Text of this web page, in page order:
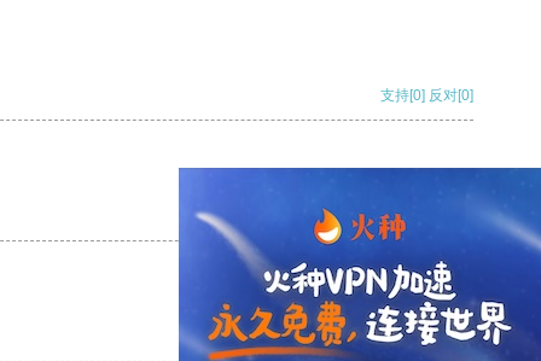
支持[0] 反对[0]
支持
支持[0] 反对[0]